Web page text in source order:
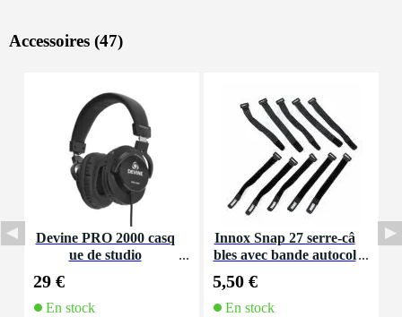
Accessoires (47)
Devine PRO 2000 casq
ue de studio
29 €
En stock
Innox Snap 27 serre-câ
bles avec bande autocol
5,50 €
En stock